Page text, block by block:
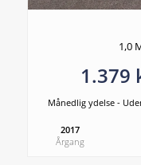
1,0
1.379
Månedlig ydelse -
2017
Årgang